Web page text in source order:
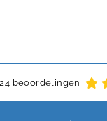
beoordelingen